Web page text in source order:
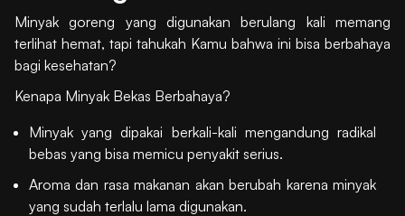
Minyak goreng yang digunakan berulang kali memang
terlihat hemat, tapi tahukah Kamu bahwa ini bisa berbahaya
bagi kesehatan?
Kenapa Minyak Bekas Berbahaya?
Minyak yang dipakai berkali-kali mengandung radikal
bebas yang bisa memicu penyakit serius.
Aroma dan rasa makanan akan berubah karena minyak
yang sudah terlalu lama digunakan.